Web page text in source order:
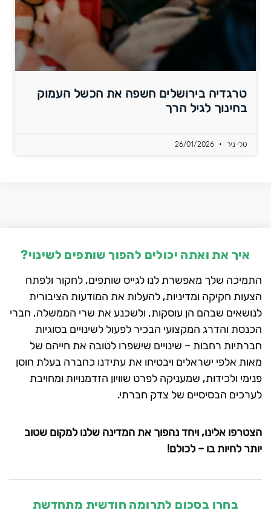
טרגדיה בירושלים חשפה את הכשל העמוק
בחינוך לגיל הרך
טלי ניר
איך את ואתה יכולים להפוך שותפים לשינוי?
התמיכה שלך מאפשרת לנו לגייס שותפים, לחקור ולפתח
הצעות חקיקה ומדיניות, להעלות את המודעות הציבורית
לנושאים שבהם הן עוסקות, ולשכנע את שרי הממשלה, חברי
הכנסת והדרג המקצועי הבכיר לפעול לשינויים בסוגיות
חברתיות רחבות – שינויים שישפרו לטובה את חייהם של
מאות אלפי ישראלים ויבטיחו את עתידנו כחברה בעלת חוסן
פנימי ולכידות, שמעניקה לפרט שוויון הזדמנויות ומחויבת
לערכים הבסיסיים של צדק חברתי.
הצטרפו אלינו, ויחד נהפוך את המדינה שלנו למקום שטוב
יותר לחיות בו – לכולם!
בחרו בסכום לתרומה חודשית מתחדשת